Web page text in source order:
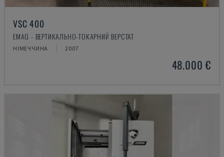
VSC 400
EMAG - ВЕРТИКАЛЬНО-ТОКАРНИЙ ВЕРСТАТ
НІМЕЧЧИНА 2007
48.000 €